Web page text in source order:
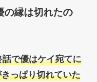
の縁は切れたの
で優はケイ宛てに
っぱり切れていた